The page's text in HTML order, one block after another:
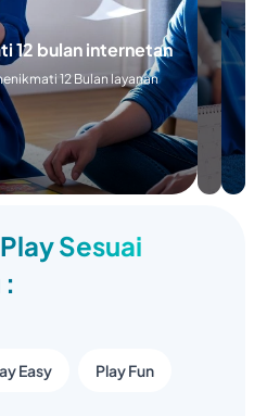
12 bulan internetan
12 Bulan layanan
Sesuai
Easy Play Fun